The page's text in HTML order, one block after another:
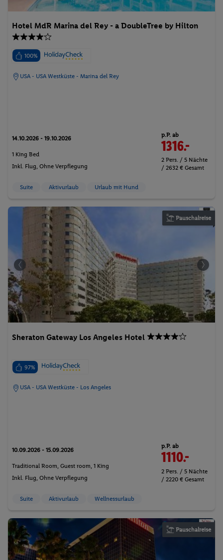
Hotel MdR Marina del Rey - a DoubleTree by Hilton
100%
USA - USA Westküste - Marina del Rey
14.10.2026 - 19.10.2026
1 King Bed
Inkl. Flug, Ohne Verpflegung
p.P. ab
1316.-
2 Pers. / 5 Nächte
/ 2632 € Gesamt
Suite Aktivurlaub Urlaub mit Hund
Pauschalreise
Sheraton Gateway Los Angeles Hotel
97%
USA - USA Westküste - Los Angeles
10.09.2026 - 15.09.2026
Traditional Room, Guest room, 1 King
Inkl. Flug, Ohne Verpflegung
p.P. ab
1110.-
2 Pers. / 5 Nächte
/ 2220 € Gesamt
Suite Aktivurlaub Wellnessurlaub
Pauschalreise